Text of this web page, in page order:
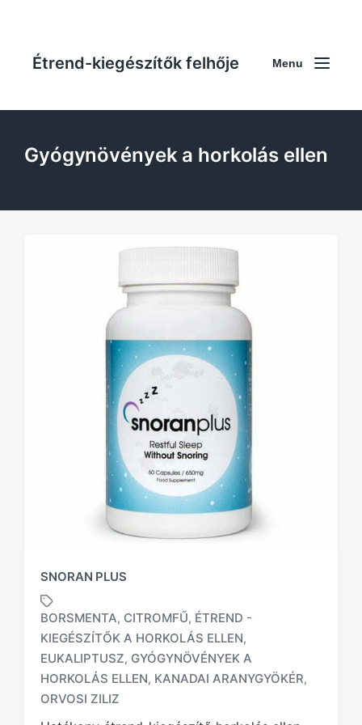
Étrend-kiegészítők felhője Menu
Gyógynövények a horkolás ellen
SNORAN PLUS
T
a
g
BORSMENTA, CITROMFŰ, ÉTREND -
KIEGÉSZÍTŐK A HORKOLÁS ELLEN,
EUKALIPTUSZ, GYÓGYNÖVÉNYEK A
HORKOLÁS ELLEN, KANADAI ARANYGYÖKÉR,
ORVOSI ZILIZ